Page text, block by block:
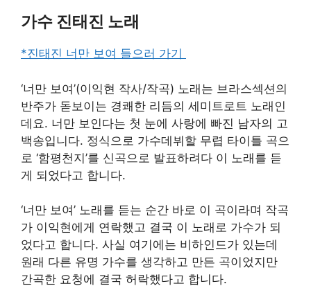
가수 진태진 노래
​*진태진 너만 보여 들으러 가기
‘너만 보여’(이익현 작사/작곡) 노래는 브라스섹션의
반주가 돋보이는 경쾌한 리듬의 세미트로트 노래인
데요. 너만 보인다는 첫 눈에 사랑에 빠진 남자의 고
백송입니다. 정식으로 가수데뷔할 무렵 타이틀 곡으
로 ‘함평천지’를 신곡으로 발표하려다 이 노래를 듣
게 되었다고 합니다.
‘너만 보여’ 노래를 듣는 순간 바로 이 곡이라며 작곡
가 이익현에게 연락했고 결국 이 노래로 가수가 되
었다고 합니다. 사실 여기에는 비하인드가 있는데
원래 다른 유명 가수를 생각하고 만든 곡이었지만
간곡한 요청에 결국 허락했다고 합니다.